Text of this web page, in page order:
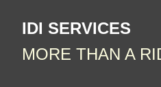
IDI SERVICES
MORE THAN A